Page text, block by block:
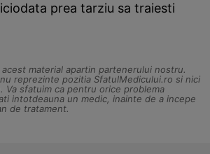
prea tarziu sa traiesti
material apartin partenerului nostru.
reprezinte pozitia SfatulMedicului.ro si nici
Va sfatuim ca pentru orice problema
intotdeauna un medic, inainte de a incepe
de tratament.